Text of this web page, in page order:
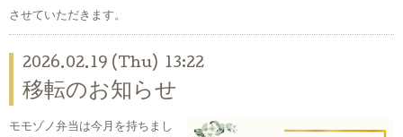
させていただきます。
2026.02.19 (Thu) 13:22
移転のお知らせ
モモゾノ弁当は今月を持ちまし